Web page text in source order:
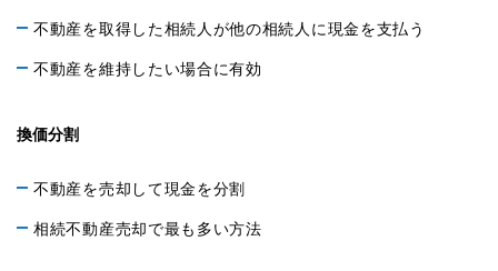
不動産を取得した相続人が他の相続人に現金を支払う
不動産を維持したい場合に有効
換価分割
不動産を売却して現金を分割
相続不動産売却で最も多い方法